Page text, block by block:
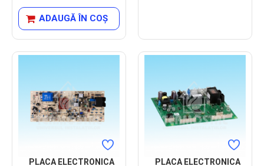
ADAUGĂ ÎN COŞ
PLACA ELECTRONICA PLACA ELECTRONICA